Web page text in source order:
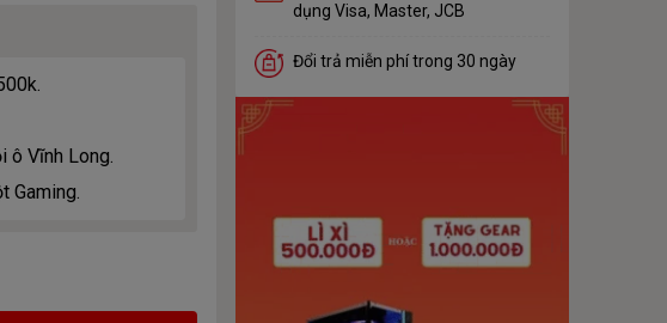
ô Vĩnh Long.
Gaming.
dụng Visa, Master, JCB
Đổi trả miễn phí trong 30 ngày